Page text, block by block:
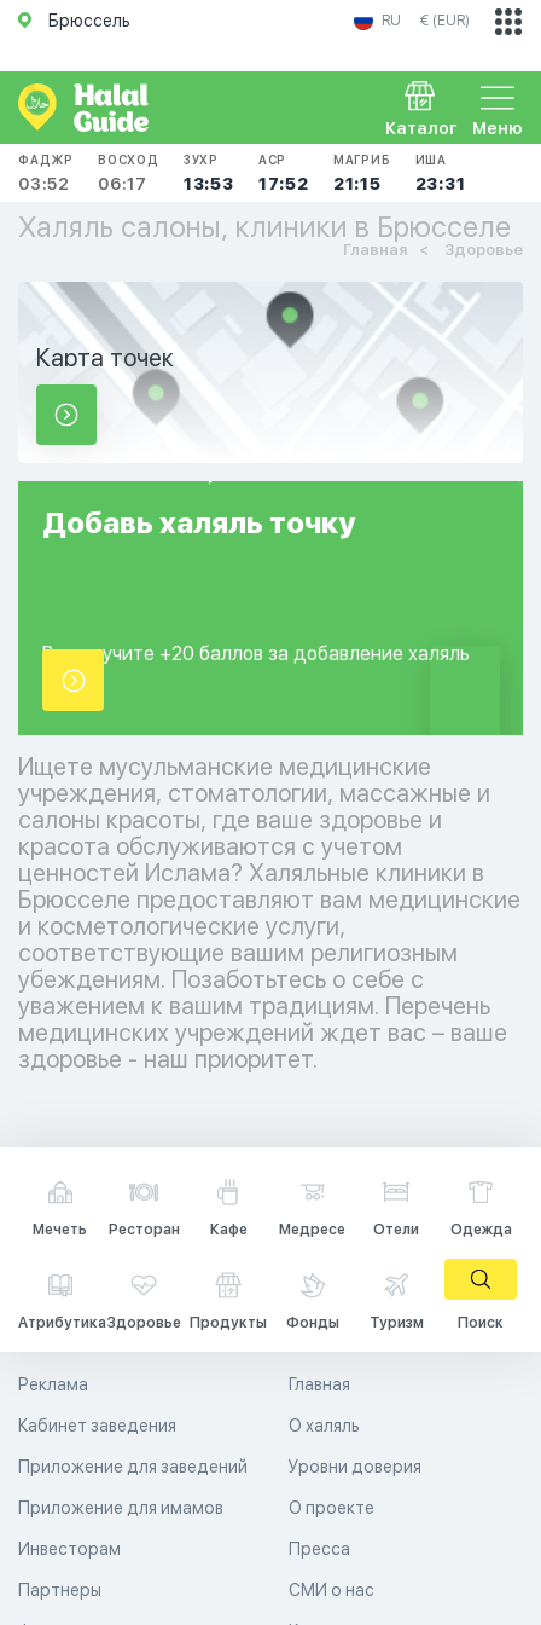
Брюссель RU € (EUR)
Меню
Каталог
ФАДЖР
03:52
ВОСХОД
06:17
ЗУХР
13:53
АСР
17:52
МАГРИБ
21:15
ИША
23:31
Халяль салоны, клиники в Брюсселе
Главная Здоровье
Карта точек
Добавь халяль точку
Вы получите +20 баллов за добавление халяль
точки.
Ищете мусульманские медицинские
учреждения, стоматологии, массажные и
салоны красоты, где ваше здоровье и
красота обслуживаются с учетом
ценностей Ислама? Халяльные клиники в
Брюсселе предоставляют вам медицинские
и косметологические услуги,
соответствующие вашим религиозным
убеждениям. Позаботьтесь о себе с
уважением к вашим традициям. Перечень
медицинских учреждений ждет вас – ваше
здоровье - наш приоритет.
Мечеть Ресторан Кафе Медресе Отели Одежда
АтрибутикаЗдоровье Продукты Фонды Туризм Поиск
Главная
О халяль
Уровни доверия
Реклама
Кабинет заведения
Приложение для заведений
Приложение для имамов О проекте
Пресса
СМИ о нас
Инвесторам
Партнеры